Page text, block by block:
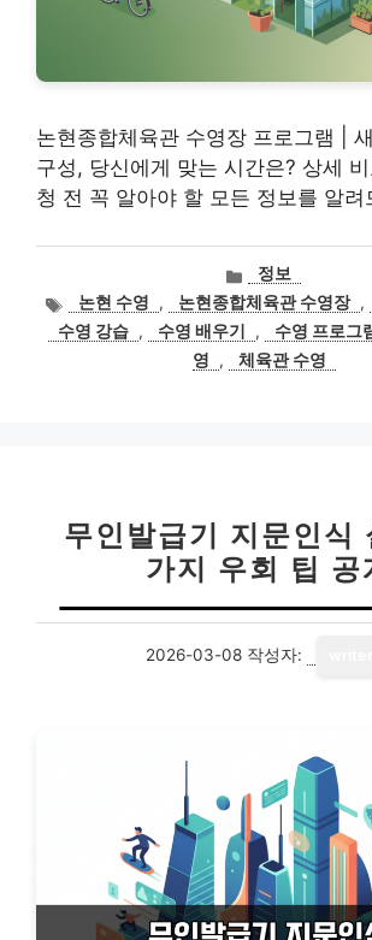
논현종합체육관 수영장 프로그램 |
구성, 당신에게 맞는 시간은? 상세
청 전 꼭 알아야 할 모든 정보를 알려
카
테
고
리
정보
태
그
논현 수영 , 논현종합체육관 수영장 ,
수영 강습 , 수영 배우기 , 수영 프로그
영
, 체육관 수영
무인발급기 지문인식
가지 우회 팁 공
2026-03-08 작성자: